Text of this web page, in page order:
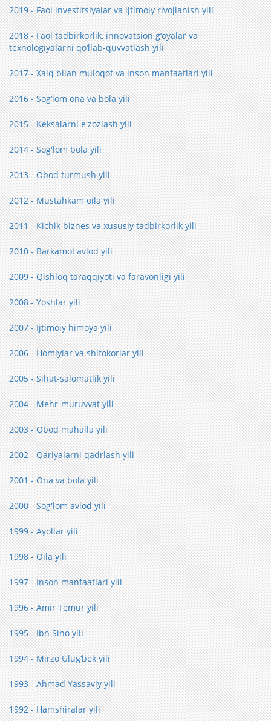
2019 - Faol investitsiyalar va ijtimoiy rivojlanish yili
2018 - Faol tadbirkorlik, innovatsion g‘oyalar va
texnologiyalarni qo‘llab-quvvatlash yili
2017 - Xalq bilan muloqot va inson manfaatlari yili
2016 - Sog‘lom ona va bola yili
2015 - Keksalarni e'zozlash yili
2014 - Sog'lom bola yili
2013 - Obod turmush yili
2012 - Mustahkam oila yili
2011 - Kichik biznes va xususiy tadbirkorlik yili
2010 - Barkamol avlod yili
2009 - Qishloq taraqqiyoti va faravonligi yili
2008 - Yoshlar yili
2007 - Ijtimoiy himoya yili
2006 - Homiylar va shifokorlar yili
2005 - Sihat-salomatlik yili
2004 - Mehr-muruvvat yili
2003 - Obod mahalla yili
2002 - Qariyalarni qadrlash yili
2001 - Ona va bola yili
2000 - Sog'lom avlod yili
1999 - Ayollar yili
1998 - Oila yili
1997 - Inson manfaatlari yili
1996 - Amir Temur yili
1995 - Ibn Sino yili
1994 - Mirzo Ulug‘bek yili
1993 - Ahmad Yassaviy yili
1992 - Hamshiralar yili